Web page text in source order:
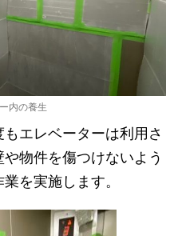
内の養生
エレベーターは利用さ
物件を傷つけないよう
を実施します。